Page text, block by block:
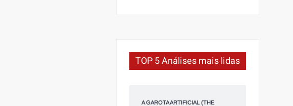
TOP 5 Análises mais lidas
A GAROTA ARTIFICIAL (THE